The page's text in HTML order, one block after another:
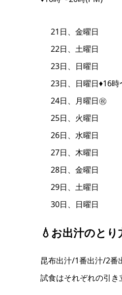
21日、金曜日
22日、土曜日
23日、日曜日
23日、日曜日♦️16時
24日、月曜日㊗️
25日、火曜日
26日、水曜日
27日、木曜日
28日、金曜日
29日、土曜日
30日、日曜日
💧お出汁のとり
昆布出汁/1番出汁/2番
試食はそれぞれの引